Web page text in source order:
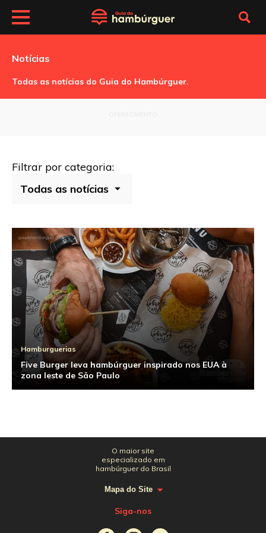
Notícias
Todas as notícias do Guia do Hambúrguer.
Filtrar por categoria:
Hamburguerias
Five Burger leva hambúrguer inspirado nos EUA à
zona leste de São Paulo
O maior site
especializado em
hambúrguer do Brasil
Mapa do Site
Siga-nos